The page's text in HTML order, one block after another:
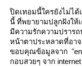
ปิดเทอมนี้ใครยังไม่ได้
นี้ ที่พยายามปลูกฝังให้
มีความรักความปราร
หน้าตาประหลาดที่อา
ขอบคุณข้อมูลจาก
กอบสวยๆ จาก